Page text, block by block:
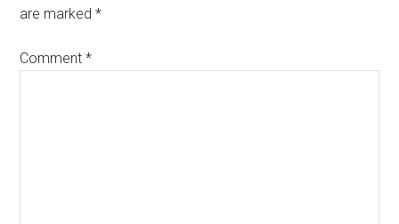
are marked*
Comment*